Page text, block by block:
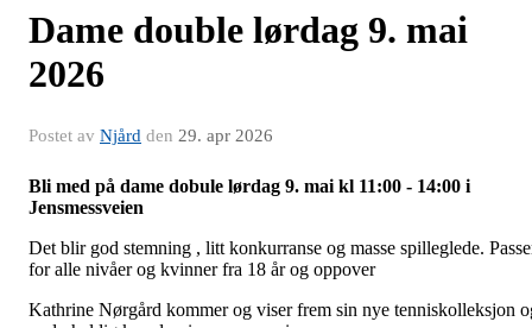
Dame double lørdag 9. mai
2026
Postet av Njård den 29. apr 2026
Bli med på dame dobule lørdag 9. mai kl 11:00 - 14:00 i
Jensmessveien
Det blir god stemning , litt konkurranse og masse spilleglede.
for alle nivåer og kvinner fra 18 år og oppover
Kathrine Nørgård kommer og viser frem sin nye tenniskolleksjon